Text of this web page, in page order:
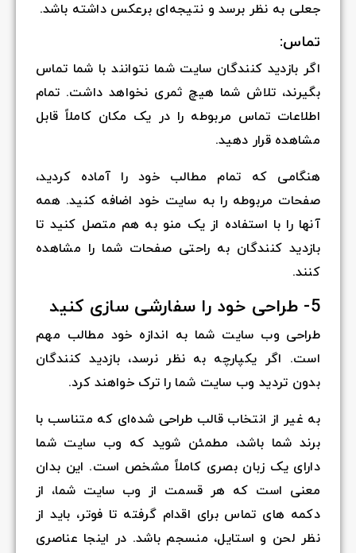
جعلی به نظر برسد و نتیجه‌ای برعکس داشته باشد.
تماس:
اگر بازدید کنندگان سایت شما نتوانند با شما تماس
بگیرند، تلاش شما هیچ ثمری نخواهد داشت. تمام
اطلاعات تماس مربوطه را در یک مکان کاملاً قابل
مشاهده قرار دهید.
هنگامی که تمام مطالب خود را آماده کردید،
صفحات مربوطه را به سایت خود اضافه کنید. همه
آنها را با استفاده از یک منو به هم متصل کنید تا
بازدید کنندگان به راحتی صفحات شما را مشاهده
کنند.
5- طراحی خود را سفارشی سازی کنید
طراحی وب سایت شما به اندازه خود مطالب مهم
است. اگر یکپارچه به نظر نرسد، بازدید کنندگان
بدون تردید وب سایت شما را ترک خواهند کرد.
به غیر از انتخاب قالب طراحی شده‌ای که متناسب با
برند شما باشد، مطمئن شوید که وب سایت شما
دارای یک زبان بصری کاملاً مشخص است. این بدان
معنی است که هر قسمت از وب سایت شما، از
دکمه های تماس برای اقدام گرفته تا فوتر، باید از
نظر لحن و استایل، منسجم باشد. در اینجا عناصری